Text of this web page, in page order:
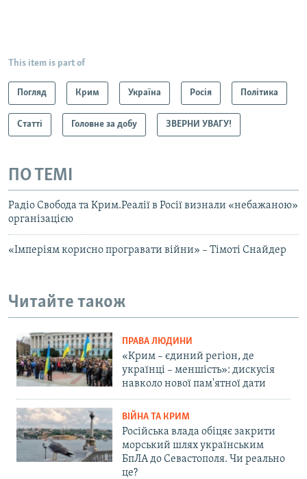
This item is part of
Погляд Крим Україна Росія Політика
Статті Головне за добу ЗВЕРНИ УВАГУ!
ПО ТЕМІ
Радіо Свобода та Крим.Реалії в Росії визнали «небажаною»
організацією
«Імперіям корисно програвати війни» – Тімоті Снайдер
Читайте також
ПРАВА ЛЮДИНИ
«Крим – єдиний регіон, де
українці – меншість»: дискусія
навколо нової пам'ятної дати
ВІЙНА ТА КРИМ
Російська влада обіцяє закрити
морський шлях українським
БпЛА до Севастополя. Чи реально
це?